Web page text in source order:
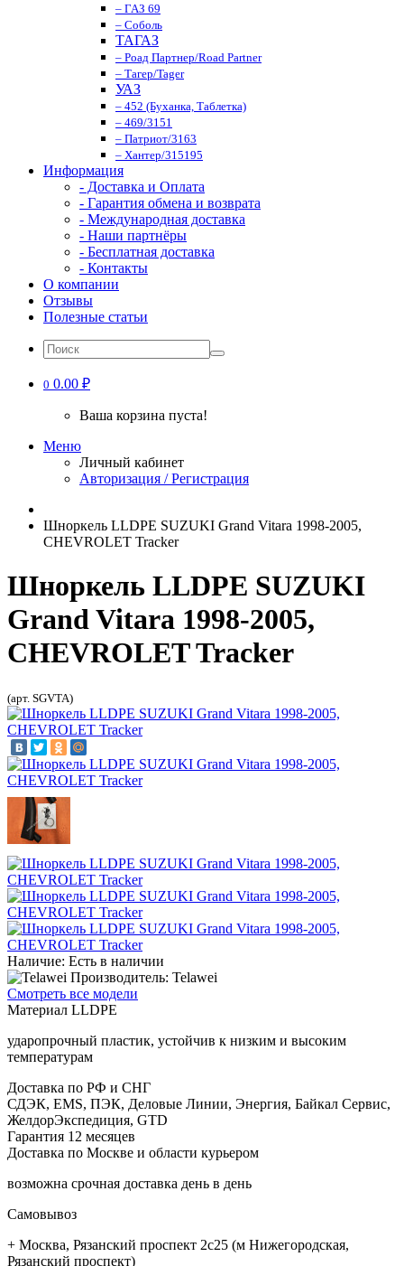
– ГАЗ 69
– Соболь
ТАГАЗ
– Роад Партнер/Road Partner
– Тагер/Tager
УАЗ
– 452 (Буханка, Таблетка)
– 469/3151
– Патриот/3163
– Хантер/315195
Информация
- Доставка и Оплата
- Гарантия обмена и возврата
- Международная доставка
- Наши партнёры
- Бесплатная доставка
- Контакты
О компании
Отзывы
Полезные статьи
0 0.00 ₽
Ваша корзина пуста!
Меню
Личный кабинет
Авторизация / Регистрация
Шноркель LLDPE SUZUKI Grand Vitara 1998-2005,
CHEVROLET Tracker
Шноркель LLDPE SUZUKI
Grand Vitara 1998-2005,
CHEVROLET Tracker
(арт. SGVTA)
Наличие: Есть в наличии
Производитель: Telawei
Смотреть все модели
Материал LLDPE
ударопрочный пластик, устойчив к низким и высоким
температурам
Доставка по РФ и СНГ
СДЭК, EMS, ПЭК, Деловые Линии, Энергия, Байкал Сервис,
ЖелдорЭкспедиция, GTD
Гарантия 12 месяцев
Доставка по Москве и области курьером
возможна срочная доставка день в день
Самовывоз
+ Москва, Рязанский проспект 2с25 (м Нижегородская,
Рязанский проспект)